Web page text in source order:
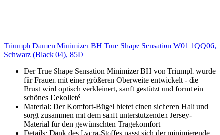
Triumph Damen Minimizer BH True Shape Sensation W01 1QQ06,
Schwarz (Black 04), 85D
Der True Shape Sensation Minimizer BH von Triumph wurde
für Frauen mit einer größeren Oberweite entwickelt - die
Brust wird optisch verkleinert, sanft gestützt und formt ein
schönes Dekolleté
Material: Der Komfort-Bügel bietet einen sicheren Halt und
sorgt zusammen mit dem sanft unterstützenden Jersey-
Material für den gewünschten Tragekomfort
Details: Dank des Lycra-Stoffes passt sich der minimierende